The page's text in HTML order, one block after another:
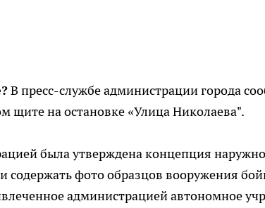
В пресс-службе администрации го­рода
щите на остановке «Ули­ца Николаева".
была утверждена концепция
содержать фото образцов вооружения
администрацией автономное